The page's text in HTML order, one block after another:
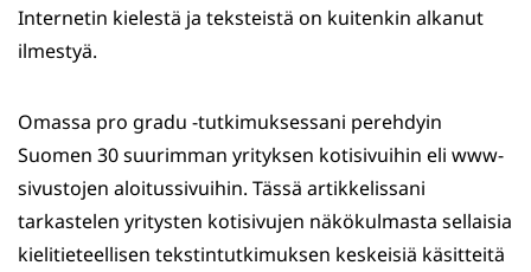
Internetin kielestä ja teksteistä on kuitenkin alkanut
ilmestyä.
Omassa pro gradu -tutkimuksessani perehdyin
Suomen 30 suurimman yrityksen kotisivuihin eli www-
sivustojen aloitussivuihin. Tässä artikkelissani
tarkastelen yritysten kotisivujen näkökulmasta sellaisia
kielitieteellisen tekstintutkimuksen keskeisiä käsitteitä